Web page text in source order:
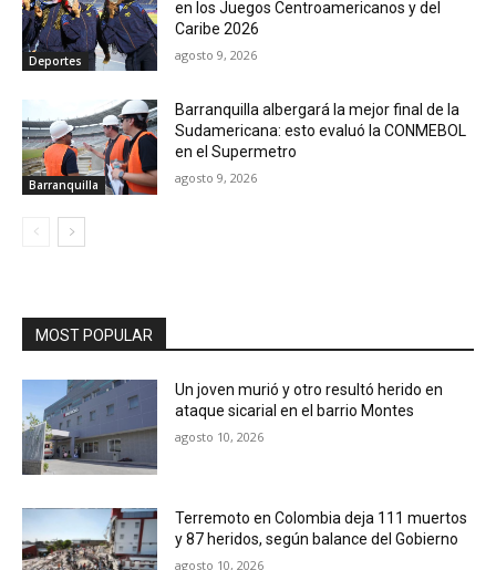
Deportes
en los Juegos Centroamericanos y del
Caribe 2026
agosto 9, 2026
Barranquilla
Barranquilla albergará la mejor final de la
Sudamericana: esto evaluó la CONMEBOL
en el Supermetro
agosto 9, 2026
MOST POPULAR
Un joven murió y otro resultó herido en
ataque sicarial en el barrio Montes
agosto 10, 2026
Terremoto en Colombia deja 111 muertos
y 87 heridos, según balance del Gobierno
agosto 10, 2026